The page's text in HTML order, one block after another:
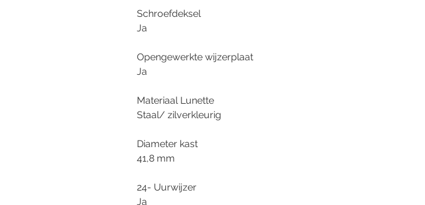
Schroefdeksel
Ja
Opengewerkte wijzerplaat
Ja
Materiaal Lunette
Staal/ zilverkleurig
Diameter kast
41,8 mm
24- Uurwijzer
Ja